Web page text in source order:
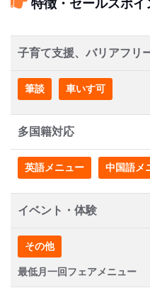
子育て支援、バリアフリ
筆談 車いす可
多国籍対応
英語メニュー 中国語メ
イベント・体験
その他
最低月一回フェアメニュー